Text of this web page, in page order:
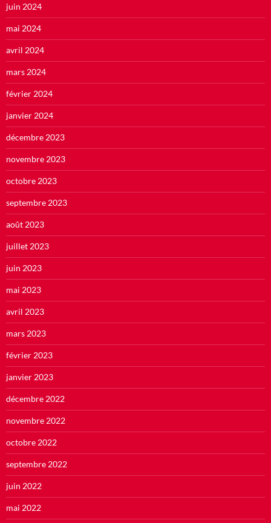
juin 2024
mai 2024
avril 2024
mars 2024
février 2024
janvier 2024
décembre 2023
novembre 2023
octobre 2023
septembre 2023
août 2023
juillet 2023
juin 2023
mai 2023
avril 2023
mars 2023
février 2023
janvier 2023
décembre 2022
novembre 2022
octobre 2022
septembre 2022
juin 2022
mai 2022